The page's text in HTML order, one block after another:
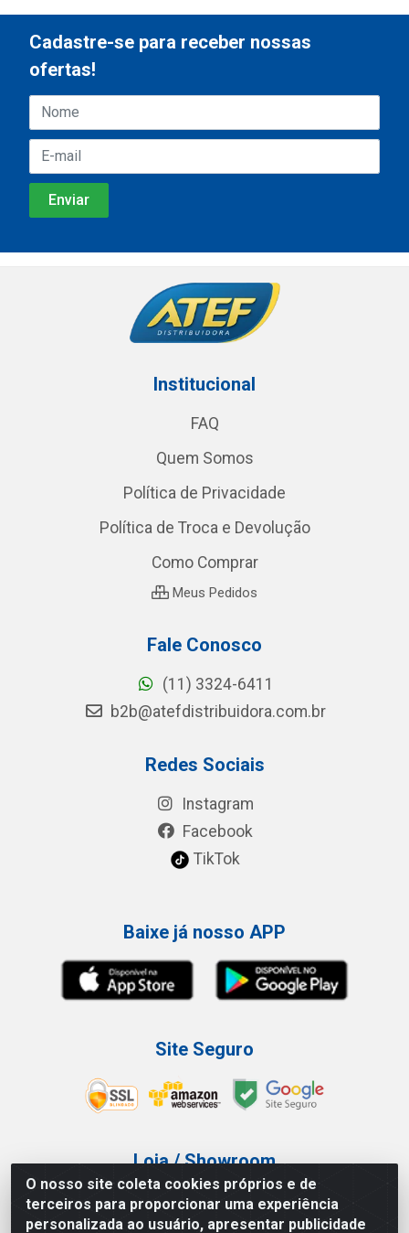
O nosso site coleta cookies próprios e de
terceiros para proporcionar uma experiência
personalizada ao usuário, apresentar publicidade
Cadastre-se para receber nossas
ofertas!
Institucional
FAQ
Quem Somos
Política de Privacidade
Política de Troca e Devolução
Como Comprar
Meus Pedidos
Fale Conosco
(11) 3324-6411
b2b@atefdistribuidora.com.br
Redes Sociais
Instagram
Facebook
TikTok
Baixe já nosso APP
Site Seguro
Loja / Showroom
Tel.: (11) 3227-0546
Av Vautier, 587/597 - Pari - São Paulo/SP